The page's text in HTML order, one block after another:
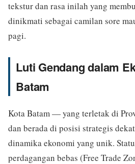
tekstur dan rasa inilah yang
dinikmati sebagai camilan sore
pagi.
Luti Gendang dalam
Batam
Kota Batam — yang terletak di
dan berada di posisi strategis
dinamika ekonomi yang unik.
perdagangan bebas (Free Trade